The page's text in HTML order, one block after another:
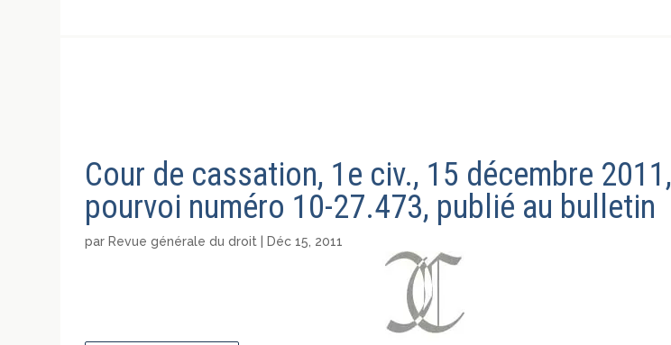
Cour de cassation, 1e civ., 15 décembre 2011,
pourvoi numéro 10-27.473, publié au bulletin
par Revue générale du droit Déc 15, 2011